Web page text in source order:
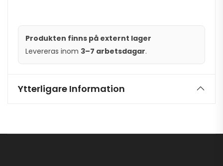
Produkten finns på externt lager
Levereras inom 3–7 arbetsdagar.
Ytterligare Information